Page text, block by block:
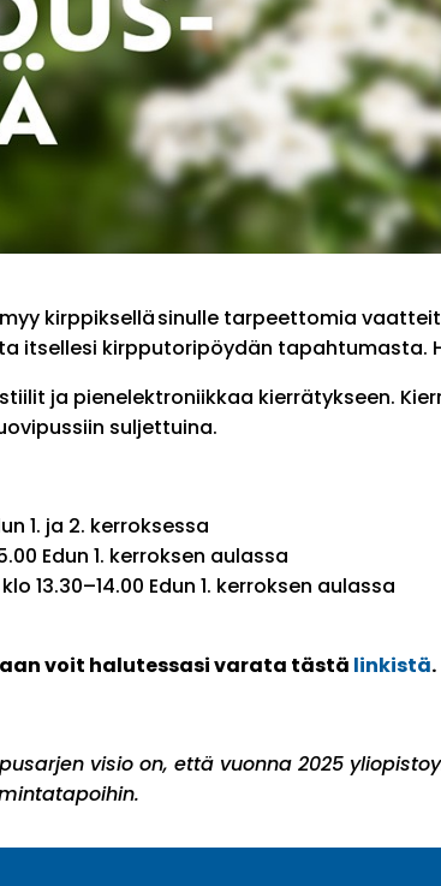
kirppiksellä sinulle tarpeettomia
itsellesi kirpputoripöydän tapahtumasta.
ja pienelektroniikkaa kierrätykseen.
suljettuina.
1. ja 2. kerroksessa
Edun 1. kerroksen aulassa
klo 13.30–14.00 Edun 1. kerroksen aulassa
voit halutessasi varata tästä linkistä.
visio on, että vuonna 2025